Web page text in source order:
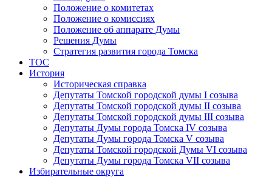
Положение о комитетах
Положение о комиссиях
Положение об аппарате Думы
Решения Думы
Стратегия развития города Томска
ТОС
История
Историческая справка
Депутаты Томской городской думы I созыва
Депутаты Томской городской думы II созыва
Депутаты Томской городской думы III созыва
Депутаты Думы города Томска IV созыва
Депутаты Думы города Томска V созыва
Депутаты Томской городской Думы VI созыва
Депутаты Думы города Томска VII созыва
Избирательные округа